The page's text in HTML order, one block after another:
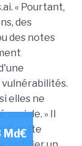
« Pourtant,
des
des notes
elles ne
sociale. » Il
cette
Md€